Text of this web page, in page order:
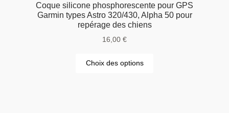
Coque silicone phosphorescente pour GPS
Garmin types Astro 320/430, Alpha 50 pour
repérage des chiens
16,00 €
Choix des options